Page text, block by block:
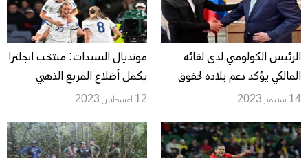
الرئيس الكولومبي لدى لقائه
المالكي يؤكد دعم بلاده لحقوق
الشعب الفلسطيني
14 سبتمبر 2023
مونديال السيدات: منتخب انجلترا
يكمل أضلاع المربع الذهبي
12 اغسطس 2023